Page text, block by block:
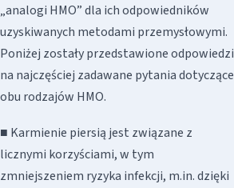
„analogi HMO” dla ich odpowiedników
uzyskiwanych metodami przemysłowymi.
Poniżej zostały przedstawione odpowiedzi
na najczęściej zadawane pytania dotyczące
obu rodzajów HMO.
■ Karmienie piersią jest związane z
licznymi korzyściami, w tym
zmniejszeniem ryzyka infekcji, m.in. dzięki